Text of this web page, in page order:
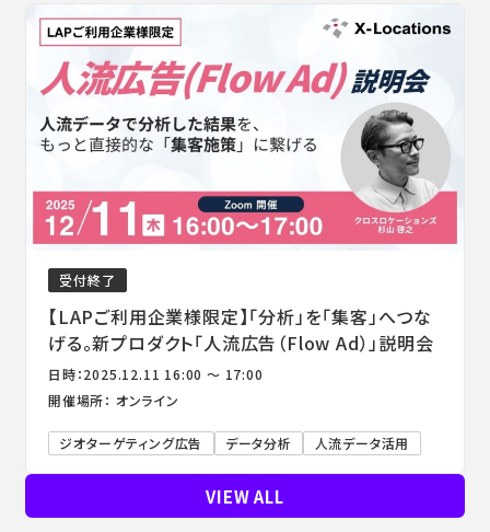
受付終了
【LAPご利用企業様限定】「分析」を「集客」へつな
げる。新プロダクト「人流広告（Flow Ad）」説明会
日時：2025.12.11 16:00 ～ 17:00
開催場所： オンライン
ジオターゲティング広告 データ分析 人流データ活用
VIEW ALL